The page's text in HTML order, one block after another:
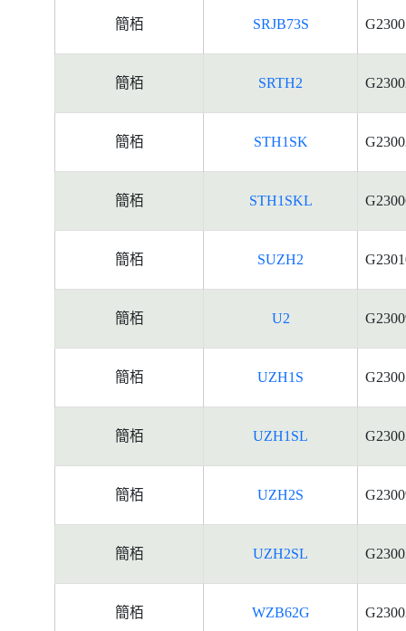
簡栢 SRJB73S
簡栢 SRTH2
簡栢 STH1SK
簡栢 STH1SKL
簡栢 SUZH2
簡栢 U2
簡栢 UZH1S
簡栢 UZH1SL
簡栢 UZH2S
簡栢 UZH2SL
簡栢 WZB62G